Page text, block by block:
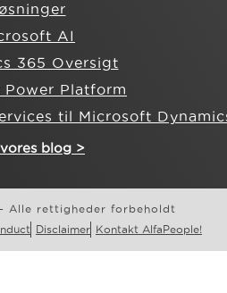
AI
365 Oversigt
Power Platform
til Microsoft
blog >
Alle rettigheder forbeholdt
Disclaimer Kontakt AlfaPeople!